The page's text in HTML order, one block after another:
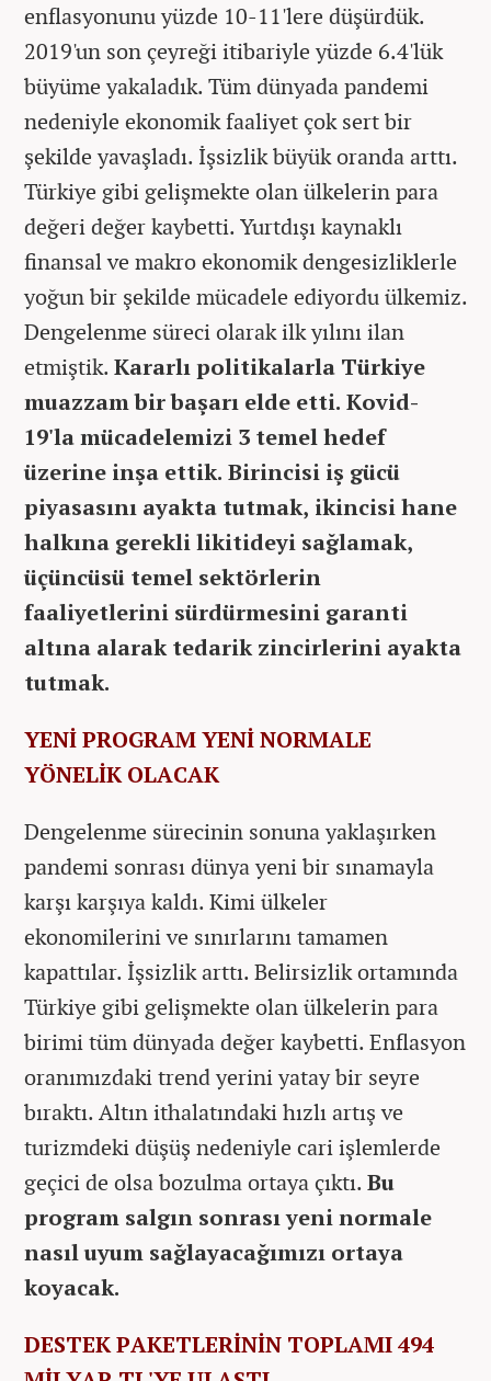
enflasyonunu yüzde 10-11'lere düşürdük.
2019'un son çeyreği itibariyle yüzde 6.4'lük
büyüme yakaladık. Tüm dünyada pandemi
nedeniyle ekonomik faaliyet çok sert bir
şekilde yavaşladı. İşsizlik büyük oranda arttı.
Türkiye gibi gelişmekte olan ülkelerin para
değeri değer kaybetti. Yurtdışı kaynaklı
finansal ve makro ekonomik dengesizliklerle
yoğun bir şekilde mücadele ediyordu ülkemiz.
Dengelenme süreci olarak ilk yılını ilan
etmiştik.Kararlı politikalarla Türkiye
muazzam bir başarı elde etti. Kovid-
19'la mücadelemizi 3 temel hedef
üzerine inşa ettik. Birincisi iş gücü
piyasasını ayakta tutmak, ikincisi hane
halkına gerekli likitideyi sağlamak,
üçüncüsü temel sektörlerin
faaliyetlerini sürdürmesini garanti
altına alarak tedarik zincirlerini ayakta
tutmak.
YENİ PROGRAM YENİ NORMALE
YÖNELİK OLACAK
Dengelenme sürecinin sonuna yaklaşırken
pandemi sonrası dünya yeni bir sınamayla
karşı karşıya kaldı. Kimi ülkeler
ekonomilerini ve sınırlarını tamamen
kapattılar. İşsizlik arttı. Belirsizlik ortamında
Türkiye gibi gelişmekte olan ülkelerin para
birimi tüm dünyada değer kaybetti. Enflasyon
oranımızdaki trend yerini yatay bir seyre
bıraktı. Altın ithalatındaki hızlı artış ve
turizmdeki düşüş nedeniyle cari işlemlerde
geçici de olsa bozulma ortaya çıktı.Bu
program salgın sonrası yeni normale
nasıl uyum sağlayacağımızı ortaya
koyacak.
DESTEK PAKETLERİNİN TOPLAMI 494